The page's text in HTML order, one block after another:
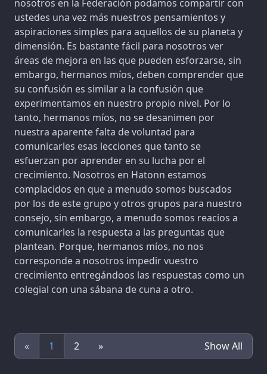
nosotros en la Federación podamos compartir con
ustedes una vez más nuestros pensamientos y
aspiraciones simples para aquellos de su planeta y
dimensión. Es bastante fácil para nosotros ver
áreas de mejora en las que pueden esforzarse, sin
embargo, hermanos míos, deben comprender que
su confusión es similar a la confusión que
experimentamos en nuestro propio nivel. Por lo
tanto, hermanos míos, no se desanimen por
nuestra aparente falta de voluntad para
comunicarles esas lecciones que tanto se
esfuerzan por aprender en su lucha por el
crecimiento. Nosotros en Hatonn estamos
complacidos en que a menudo somos buscados
por los de este grupo y otros grupos para nuestro
consejo, sin embargo, a menudo somos reacios a
comunicarles la respuesta a las preguntas que
plantean. Porque, hermanos míos, no nos
corresponde a nosotros impedir vuestro
crecimiento entregándoos las respuestas como un
colegial con una sábana de cuna a otro.
« 1 2 » Show All